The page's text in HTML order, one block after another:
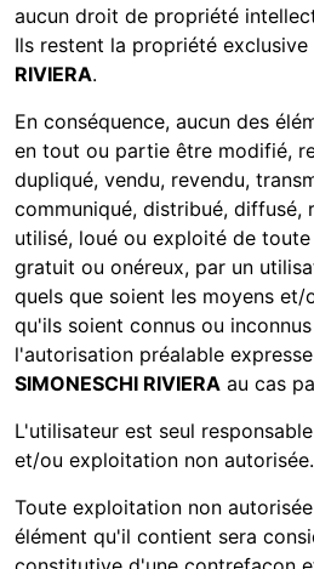
aucun droit de propriété
Ils restent la propriété exclusive
RIVIERA.
En conséquence, aucun des
en tout ou partie être modifié,
dupliqué, vendu, revendu,
communiqué, distribué, diffusé,
utilisé, loué ou exploité de
gratuit ou onéreux, par un
quels que soient les moyens
qu'ils soient connus ou
l'autorisation préalable
SIMONESCHI RIVIERA au cas
L'utilisateur est seul
et/ou exploitation non autorisée.
Toute exploitation non
élément qu'il contient sera